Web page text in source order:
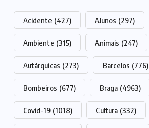
Acidente (427) Alunos (297)
Ambiente (315) Animais (247)
Autárquicas (273) Barcelos (776)
Bombeiros (677) Braga (4963)
Covid-19 (1018) Cultura (332)